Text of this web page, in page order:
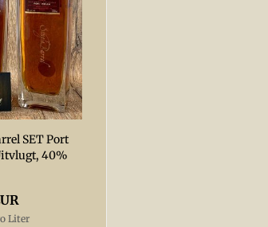
SET Port
40%
Liter